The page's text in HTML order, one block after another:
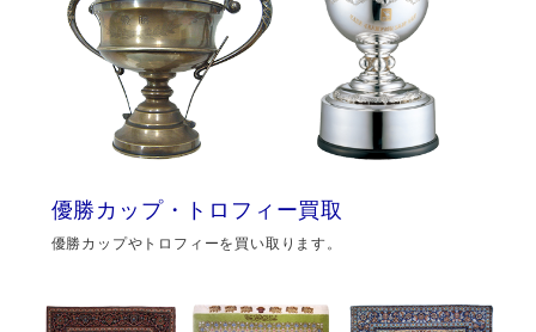
優勝カップ・トロフィー買取
優勝カップやトロフィーを買い取ります。